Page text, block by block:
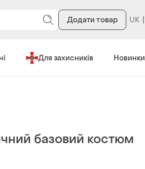
Додати товар
Для захисників Новинки
базовий костюм